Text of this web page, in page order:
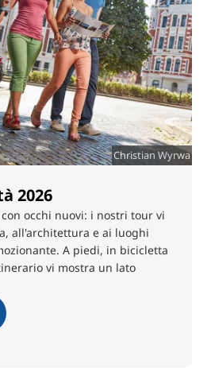
Christian Wyrwa
2026
occhi nuovi: i nostri tour vi
all'architettura e ai luoghi
A piedi, in bicicletta
vi mostra un lato